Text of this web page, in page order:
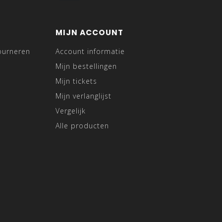
MIJN ACCOUNT
Account informatie
Mijn bestellingen
Mijn tickets
Mijn verlanglijst
Vergelijk
Alle producten